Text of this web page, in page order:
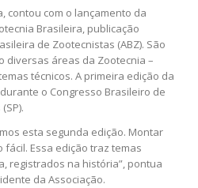
contou com o lançamento da
Brasileira, publicação
de Zootecnistas (ABZ). São
diversas áreas da Zootecnia –
técnicos. A primeira edição da
o Congresso Brasileiro de
esta segunda edição. Montar
Essa edição traz temas
registrados na história”, pontua
da Associação.